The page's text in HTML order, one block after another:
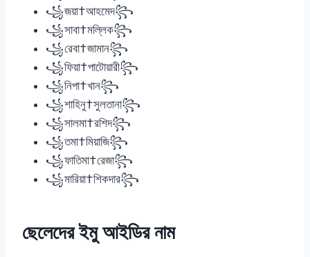
꧁জয়া†আহমেদ꧂
꧁সাবা†মল্লিক꧂
꧁রেবা†জামান꧂
꧁ফিয়া†পাটোয়ারী꧂
꧁নিপা†খান꧂
꧁শাহিনু†সুলতানা꧂
꧁সালমা†রশিদ꧂
꧁তমা†মিয়াজি꧂
꧁ফাতিমা†রেজা꧂
꧁মারিয়া†শিকদার꧂
ছেলেদের ইমু আইডির নাম